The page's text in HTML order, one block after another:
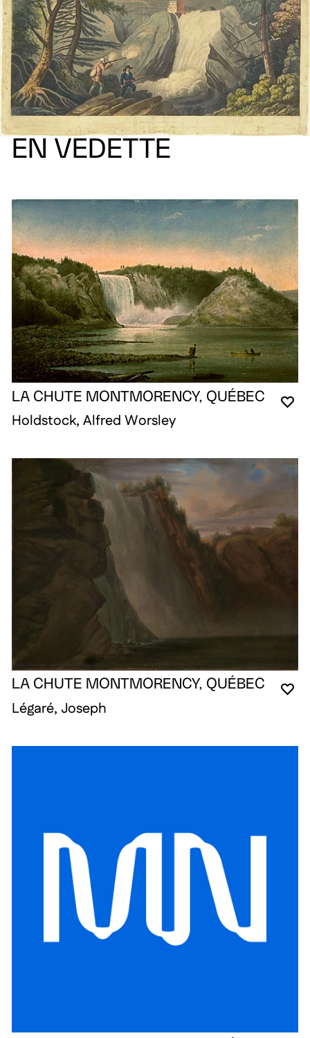
EN VEDETTE
LA CHUTE MONTMORENCY, QUÉBEC
Holdstock, Alfred Worsley
LA CHUTE MONTMORENCY, QUÉBEC
Légaré, Joseph